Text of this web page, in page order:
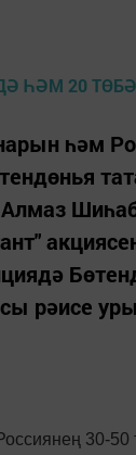
һәм
рәисе
30-50